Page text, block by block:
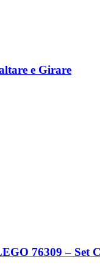
e Girare
76309 – Set